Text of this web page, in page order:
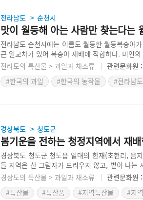
전라남도 > 순천시
맛이 월등해 아는 사람만 찾는다는
전라남도 순천시에는 이름도 월등한 월등복숭아
큰 일교차가 있어 복숭아 재배에 적합하다. 미인
등복숭아는 전국 복숭아 생산량의 0.6%이지만
개량연구회가 노력한 결과로 월등복숭아의 맛은
아를 생산하기 위해 노력하고 있다.
전라도의 특산물 > 과일과 채소류 관련문화원 :
#한국의 과일
#한국의 농작물 #전라남
경상북도 > 청도군
봄기운을 전하는 청정지역에서 재배
경상북도 청도군 청도읍 일대의 한재(초현리, 음
들 지역은 산 그림자가 드리우지 않고, 볕이 나는
년에 자투리논에서 미나리를 재배하기 했으나
을 생산한다. 비닐하우스와 암반 지하수 관정을
리 수경재배를 하지 않고, 밭에서 재배하므로 줄기
경상도의 특산물 > 과일과 채소류 관련문화원 :
#특산물
#특산품 #지역특산물 #지